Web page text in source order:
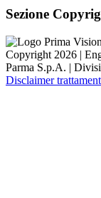
Sezione
Copyright 2026 |
Parma S.p.A. |
Disclaimer